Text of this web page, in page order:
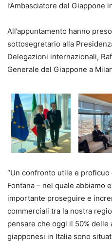
l’Ambasciatore del Giappone
All’appuntamento hanno
sottosegretario alla
Delegazioni internazionali,
Generale del Giappone a
“Un confronto utile e
Fontana – nel quale abbiamo
importante proseguire e
commerciali tra la nostra
pensare che oggi il 50%
giapponesi in Italia sono